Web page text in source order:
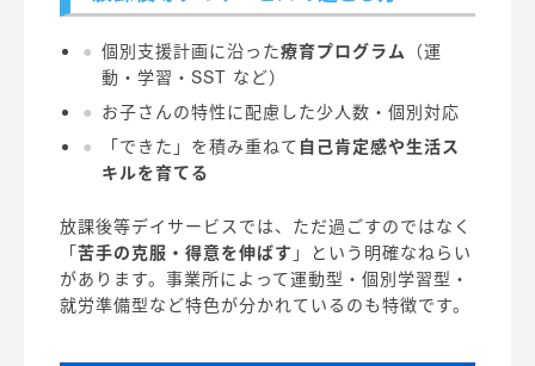
個別支援計画に沿った療育プログラム （運
動・学習・SST など）
お子さんの特性に配慮した少人数・個別対応
「できた」を積み重ねて 自己肯定感や生活ス
キルを育てる
放課後等デイサービスでは、ただ過ごすのではなく
「苦手の克服・得意を伸ばす 」という明確なねらい
があります。事業所によって運動型・個別学習型・
就労準備型など特色が分かれているのも特徴です。